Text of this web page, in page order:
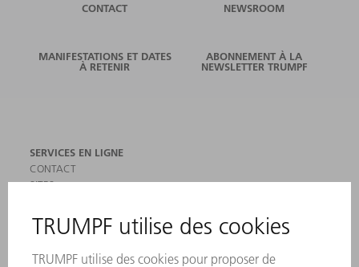
CONTACT NEWSROOM
MANIFESTATIONS ET DATES
À RETENIR
ABONNEMENT À LA
NEWSLETTER TRUMPF
SERVICES EN LIGNE
CONTACT
SITES
INSCRIPTION À LA NEWSLETTER
MYTRUMPF